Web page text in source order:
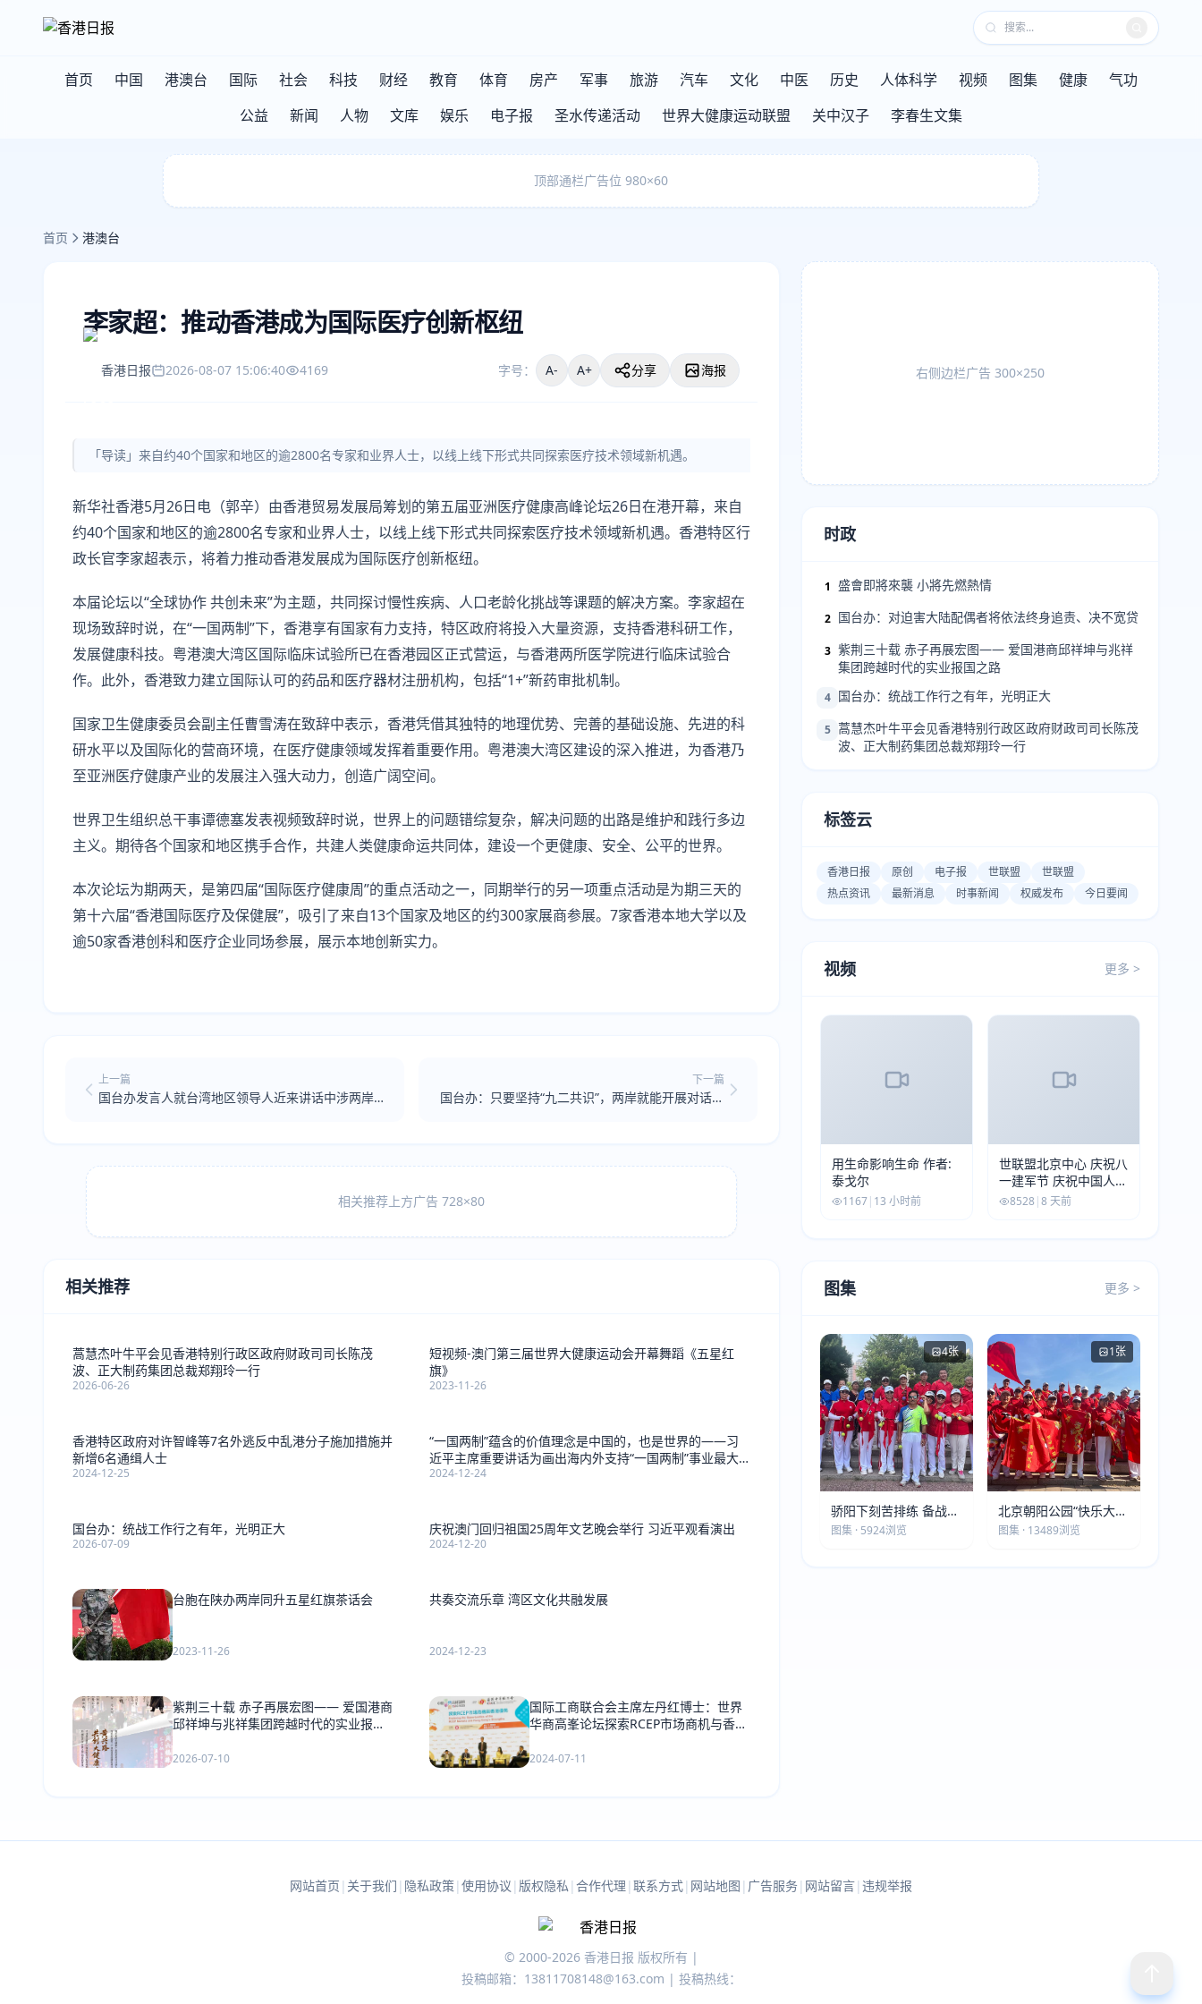
首页 中国 港澳台 国际 社会 科技 财经 教育 体育 房产 军事 旅游 汽车 文化 中医 历史 人体科学 视频 图集 健康
气功
公益
新闻 人物 文库 娱乐 电子报 圣水传递活动 世界大健康运动联盟 关中汉子 李春生文集
顶部通栏广告位 980×60
首页 港澳台
李家超：推动香港成为国际医疗创新枢纽
香港日报 2026-08-07 15:06:40 4169 字号： A- A+ 分享 海报
「导读」来自约40个国家和地区的逾2800名专家和业界人士，以线上线下形式共同探索医疗技术领域新机遇。
新华社香港5月26日电（郭辛）由香港贸易发展局筹划的第五届亚洲医疗健康高峰论坛26日在港开幕，来自
约40个国家和地区的逾2800名专家和业界人士，以线上线下形式共同探索医疗技术领域新机遇。香港特区行
政长官李家超表示，将着力推动香港发展成为国际医疗创新枢纽。
本届论坛以“全球协作 共创未来”为主题，共同探讨慢性疾病、人口老龄化挑战等课题的解决方案。李家超在
现场致辞时说，在“一国两制”下，香港享有国家有力支持，特区政府将投入大量资源，支持香港科研工作，
发展健康科技。粤港澳大湾区国际临床试验所已在香港园区正式营运，与香港两所医学院进行临床试验合
作。此外，香港致力建立国际认可的药品和医疗器材注册机构，包括“1+”新药审批机制。
国家卫生健康委员会副主任曹雪涛在致辞中表示，香港凭借其独特的地理优势、完善的基础设施、先进的科
研水平以及国际化的营商环境，在医疗健康领域发挥着重要作用。粤港澳大湾区建设的深入推进，为香港乃
至亚洲医疗健康产业的发展注入强大动力，创造广阔空间。
世界卫生组织总干事谭德塞发表视频致辞时说，世界上的问题错综复杂，解决问题的出路是维护和践行多边
主义。期待各个国家和地区携手合作，共建人类健康命运共同体，建设一个更健康、安全、公平的世界。
本次论坛为期两天，是第四届“国际医疗健康周”的重点活动之一，同期举行的另一项重点活动是为期三天的
第十六届“香港国际医疗及保健展”，吸引了来自13个国家及地区的约300家展商参展。7家香港本地大学以及
逾50家香港创科和医疗企业同场参展，展示本地创新实力。
上一篇
国台办发言人就台湾地区领导人近来讲话中涉两岸关
下一篇
国台办：只要坚持“九二共识”，两岸就能开展对话协
相关推荐上方广告 728×80
相关推荐
蒿慧杰叶牛平会见香港特别行政区政府财政司司长陈茂
波、正大制药集团总裁郑翔玲一行
2026-06-26
短视频-澳门第三届世界大健康运动会开幕舞蹈《五星红
旗》
2023-11-26
香港特区政府对许智峰等7名外逃反中乱港分子施加措施并
新增6名通缉人士
2024-12-25
“一国两制”蕴含的价值理念是中国的，也是世界的——习
近平主席重要讲话为画出海内外支持“一国两制”事业最大
同心圆凝聚更多力量
2024-12-24
国台办：统战工作行之有年，光明正大
2026-07-09
庆祝澳门回归祖国25周年文艺晚会举行 习近平观看演出
2024-12-20
台胞在陕办两岸同升五星红旗茶话会
2023-11-26
共奏交流乐章 湾区文化共融发展
2024-12-23
紫荆三十载 赤子再展宏图—— 爱国港商
邱祥坤与兆祥集团跨越时代的实业报国
2026-07-10
国际工商联合会主席左丹红博士：世界
华商高峯论坛探索RCEP市场商机与香港
2024-07-11
右侧边栏广告 300×250
时政
1 盛會即將來襲 小將先燃熱情
2 国台办：对迫害大陆配偶者将依法终身追责、决不宽贷
3 紫荆三十载 赤子再展宏图—— 爱国港商邱祥坤与兆祥
集团跨越时代的实业报国之路
4 国台办：统战工作行之有年，光明正大
5 蒿慧杰叶牛平会见香港特别行政区政府财政司司长陈茂
波、正大制药集团总裁郑翔玲一行
标签云
香港日报 原创 电子报 世联盟
世联盟
热点资讯
最新消息 时事新闻 权威发布 今日要闻
视频 更多 >
用生命影响生命 作者:
泰戈尔
1167| 13 小时前
世联盟北京中心 庆祝八
一建军节 庆祝中国人民
解放军建军99周年
8528|8 天前
图集 更多 >
4张
骄阳下刻苦排练 备战第
五届莫斯科世界大健康
图集 · 5924浏览
1张
北京朝阳公园“快乐大本
营”建党105周年庆祝活
图集 · 13489浏览
网站首页 | 关于我们 | 隐私政策| 使用协议 | 版权隐私 | 合作代理 | 联系方式| 网站地图 | 广告服务| 网站留言| 违规举报
© 2000-2026 香港日报 版权所有 |
投稿邮箱：13811708148@163.com | 投稿热线：